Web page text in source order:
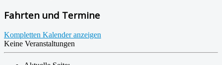
Fahrten und Termine
Kompletten Kalender anzeigen
Keine Veranstaltungen